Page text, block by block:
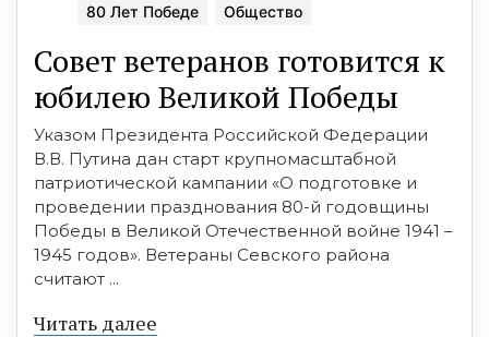
80 Лет Победе Общество
Совет ветеранов готовится к
юбилею Великой Победы
Указом Президента Российской Федерации
В.В. Путина дан старт крупномасштабной
патриотической кампании «О подготовке и
проведении празднования 80-й годовщины
Победы в Великой Отечественной войне 1941 –
1945 годов». Ветераны Севского района
считают ...
Читать далее